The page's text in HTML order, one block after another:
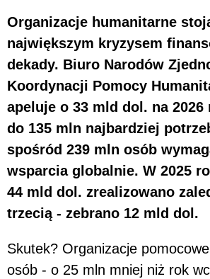
Organizacje humanitarne
największym kryzysem
dekady. Biuro Narodów
Koordynacji Pomocy
apeluje o 33 mld dol. na
do 135 mln najbardziej
spośród 239 mln osób
wsparcia globalnie. W 2025
44 mld dol. zrealizowano
trzecią - zebrano 12 mld dol.
Skutek? Organizacje
osób - o 25 mln mniej niż rok